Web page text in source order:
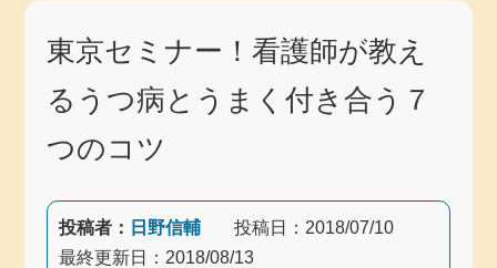
東京セミナー！看護師が教え
るうつ病とうまく付き合う７
つのコツ
投稿者： 日野信輔 投稿日： 2018/07/10
最終更新日： 2018/08/13